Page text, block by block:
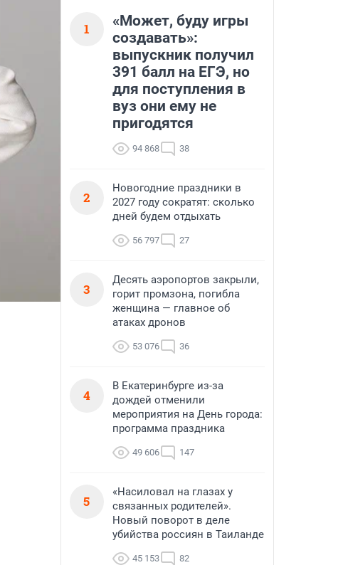
1
«Может, буду игры
создавать»:
выпускник получил
391 балл на ЕГЭ, но
для поступления в
вуз они ему не
пригодятся
94 868 38
2
Новогодние праздники в
2027 году сократят: сколько
дней будем отдыхать
56 797 27
3
Десять аэропортов закрыли,
горит промзона, погибла
женщина — главное об
атаках дронов
53 076 36
4
В Екатеринбурге из-за
дождей отменили
мероприятия на День города:
программа праздника
49 606 147
5
«Насиловал на глазах у
связанных родителей».
Новый поворот в деле
убийства россиян в Таиланде
45 153 82